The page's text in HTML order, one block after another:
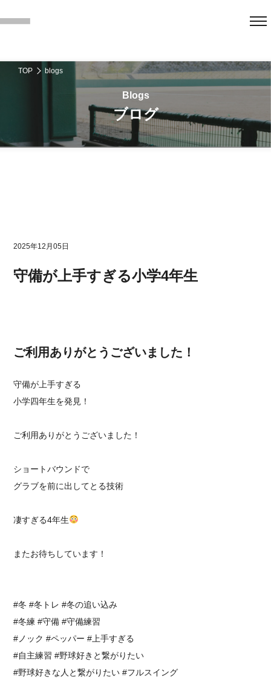
TOP blogs
ブログ
2025年12月05日
守備が上手すぎる小学4年生
ご利用ありがとうございました！
守備が上手すぎる
小学四年生を発見！
ご利用ありがとうございました！
ショートバウンドで
グラブを前に出してとる技術
凄すぎる4年生
またお待ちしています！
#冬 #冬トレ #冬の追い込み
#冬練 #守備 #守備練習
#ノック #ペッパー #上手すぎる
#自主練習 #野球好きと繋がりたい
#野球好きな人と繋がりたい #フルスイング